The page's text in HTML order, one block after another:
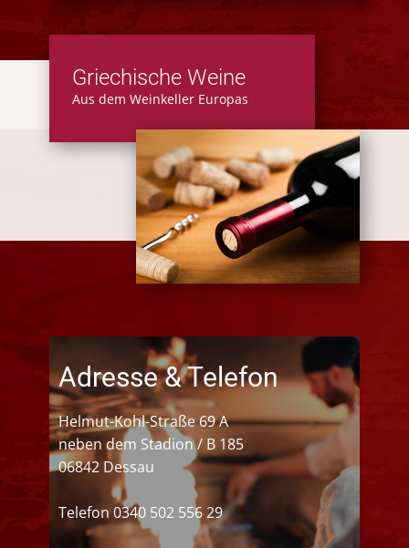
Griechisch​e Weine
Aus dem Weinkeller Europas
Adresse & Telefon
Helmut-Kohl-Straße 69 A
neben dem Stadion / B 185
06842 Dessau
Telefon ​0340 502 556 29